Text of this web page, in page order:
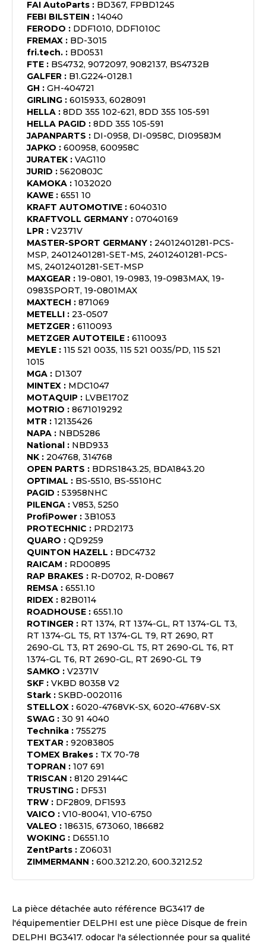
FAI AutoParts : BD367, FPBD1245
FEBI BILSTEIN : 14040
FERODO : DDF1010, DDF1010C
FREMAX : BD-3015
fri.tech. : BD0531
FTE : BS4732, 9072097, 9082137, BS4732B
GALFER : B1.G224-0128.1
GH : GH-404721
GIRLING : 6015933, 6028091
HELLA : 8DD 355 102-621, 8DD 355 105-591
HELLA PAGID : 8DD 355 105-591
JAPANPARTS : DI-0958, DI-0958C, DI0958JM
JAPKO : 600958, 600958C
JURATEK : VAG110
JURID : 562080JC
KAMOKA : 1032020
KAWE : 6551 10
KRAFT AUTOMOTIVE : 6040310
KRAFTVOLL GERMANY : 07040169
LPR : V2371V
MASTER-SPORT GERMANY : 24012401281-PCS-
MSP, 24012401281-SET-MS, 24012401281-PCS-
MS, 24012401281-SET-MSP
MAXGEAR : 19-0801, 19-0983, 19-0983MAX, 19-
0983SPORT, 19-0801MAX
MAXTECH : 871069
METELLI : 23-0507
METZGER : 6110093
METZGER AUTOTEILE : 6110093
MEYLE : 115 521 0035, 115 521 0035/PD, 115 521
1015
MGA : D1307
MINTEX : MDC1047
MOTAQUIP : LVBE170Z
MOTRIO : 8671019292
MTR : 12135426
NAPA : NBD5286
National : NBD933
NK : 204768, 314768
OPEN PARTS : BDRS1843.25, BDA1843.20
OPTIMAL : BS-5510, BS-5510HC
PAGID : 53958NHC
PILENGA : V853, 5250
ProfiPower : 3B1053
PROTECHNIC : PRD2173
QUARO : QD9259
QUINTON HAZELL : BDC4732
RAICAM : RD00895
RAP BRAKES : R-D0702, R-D0867
REMSA : 6551.10
RIDEX : 82B0114
ROADHOUSE : 6551.10
ROTINGER : RT 1374, RT 1374-GL, RT 1374-GL T3,
RT 1374-GL T5, RT 1374-GL T9, RT 2690, RT
2690-GL T3, RT 2690-GL T5, RT 2690-GL T6, RT
1374-GL T6, RT 2690-GL, RT 2690-GL T9
SAMKO : V2371V
SKF : VKBD 80358 V2
Stark : SKBD-0020116
STELLOX : 6020-4768VK-SX, 6020-4768V-SX
SWAG : 30 91 4040
Technika : 755275
TEXTAR : 92083805
TOMEX Brakes : TX 70-78
TOPRAN : 107 691
TRISCAN : 8120 29144C
TRUSTING : DF531
TRW : DF2809, DF1593
VAICO : V10-80041, V10-6750
VALEO : 186315, 673060, 186682
WOKING : D6551.10
ZentParts : Z06031
ZIMMERMANN : 600.3212.20, 600.3212.52
La pièce détachée auto référence BG3417 de
l'équipementier DELPHI est une pièce Disque de frein
DELPHI BG3417. odocar l'a sélectionnée pour sa qualité